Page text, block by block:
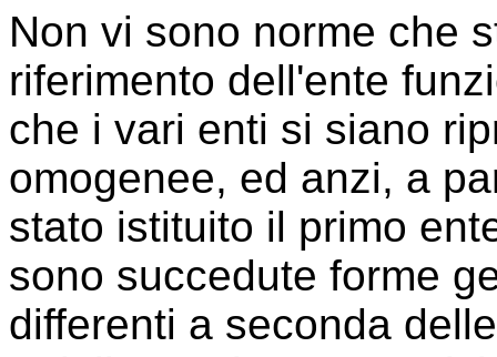
Non vi sono norme che
riferimento dell'ente
che i vari enti si siano
omogenee, ed anzi, a
stato istituito il primo
sono succedute forme
differenti a seconda